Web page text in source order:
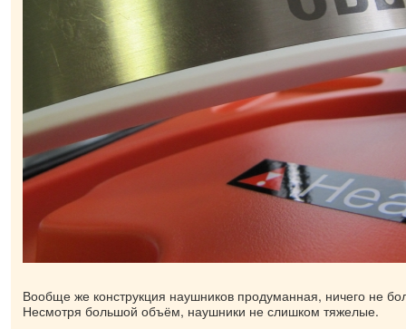
Вообще же конструкция наушников продуманная, ничего не
Несмотря большой объём, наушники не слишком тяжелые.